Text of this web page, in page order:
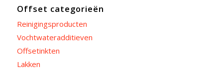
Offset categorieën
Reinigingsproducten
Vochtwateradditieven
Offsetinkten
Lakken